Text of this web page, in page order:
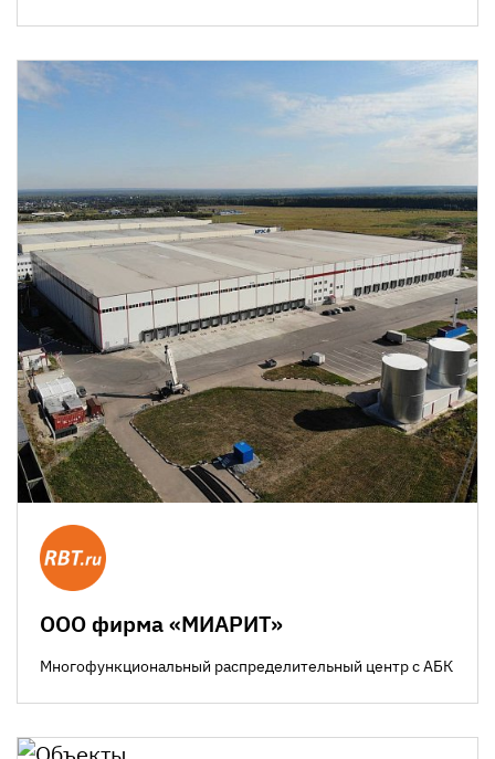
ООО фирма «МИАРИТ»
Многофункциональный распределительный центр с АБК